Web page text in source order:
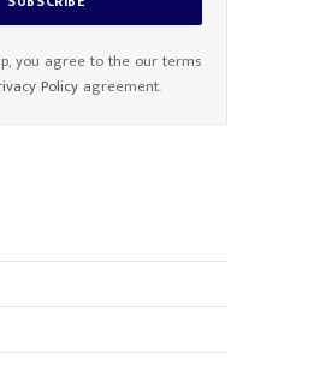
you agree to the our terms
Policy agreement.